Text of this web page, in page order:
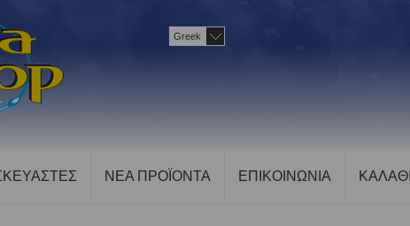
Greek
ΝΕΑ ΠΡΟΪΟΝΤΑ ΕΠΙΚΟΙΝΩΝΙΑ ΚΑΛΑΘΙ